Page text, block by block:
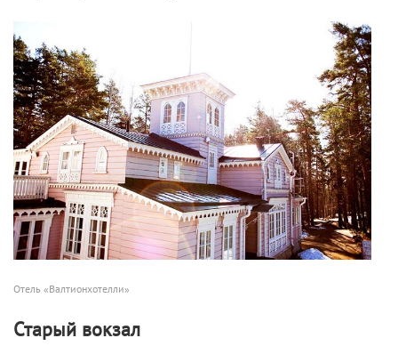
Отель «Валтионхотелли»
Старый вокзал